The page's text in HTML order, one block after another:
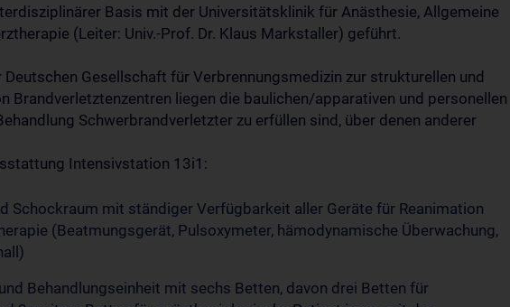
Basis mit der Universitätsklinik für Anästhesie, Allgemeine
(Leiter: Univ.-Prof. Dr. Klaus Markstaller) geführt.
Gesellschaft für Verbrennungsmedizin zur strukturellen und
Brandverletztenzentren liegen die baulichen/apparativen und personellen
Schwerbrandverletzter zu erfüllen sind, über denen anderer
Intensivstation 13i1:
Schockraum mit ständiger Verfügbarkeit aller Geräte für Reanimation
(Beatmungsgerät, Pulsoxymeter, hämodynamische Überwachung,
Behandlungseinheit mit sechs Betten, davon drei Betten für